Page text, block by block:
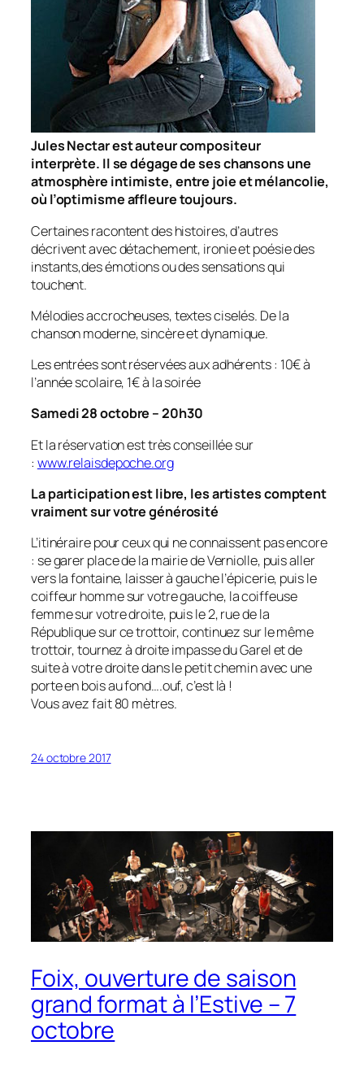
Jules Nectar est auteur compositeur
interprète. Il se dégage de ses chansons une
atmosphère intimiste, entre joie et mélancolie,
où l’optimisme affleure toujours.
Certaines racontent des histoires, d’autres
décrivent avec détachement, ironie et poésie des
instants,des émotions ou des sensations qui
touchent.
Mélodies accrocheuses, textes ciselés. De la
chanson moderne, sincère et dynamique.
Les entrées sont réservées aux adhérents : 10€ à
l’année scolaire, 1€ à la soirée
Samedi 28 octobre – 20h30
Et la réservation est très conseillée sur
: www.relaisdepoche.org
La participation est libre, les artistes comptent
vraiment sur votre générosité
L’itinéraire pour ceux qui ne connaissent pas encore
: se garer place de la mairie de Verniolle, puis aller
vers la fontaine, laisser à gauche l’épicerie, puis le
coiffeur homme sur votre gauche, la coiffeuse
femme sur votre droite, puis le 2, rue de la
République sur ce trottoir, continuez sur le même
trottoir, tournez à droite impasse du Garel et de
suite à votre droite dans le petit chemin avec une
porte en bois au fond….ouf, c’est là !
Vous avez fait 80 mètres.
24 octobre 2017
Foix, ouverture de saison
grand format à l’Estive – 7
octobre